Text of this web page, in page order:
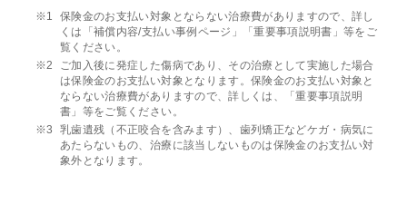
保険金のお支払い対象とならない治療費がありますので、詳し
くは「補償内容/支払い事例ページ」「重要事項説明書」等をご
覧ください。
ご加入後に発症した傷病であり、その治療として実施した場合
は保険金のお支払い対象となります。保険金のお支払い対象と
ならない治療費がありますので、詳しくは、「重要事項説明
書」等をご覧ください。
乳歯遺残（不正咬合を含みます）、歯列矯正などケガ・病気に
あたらないもの、治療に該当しないものは保険金のお支払い対
象外となります。